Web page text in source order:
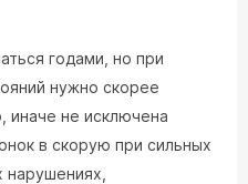
годами, но при
нужно скорее
иначе не исключена
в скорую при сильных